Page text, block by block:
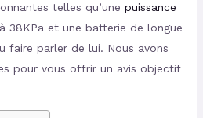
telles qu’une puissance
38KPa et une batterie de longue
faire parler de lui. Nous avons
pour vous offrir un avis objectif